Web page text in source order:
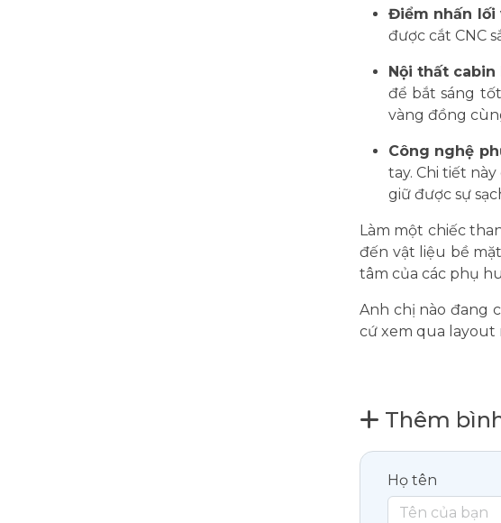
Điểm nhấn lối
được cắt CNC
Nội thất cabin
để bắt sáng
vàng đồng
Công nghệ
tay. Chi tiết
giữ được sự
Làm một chiếc
đến vật liệu bề
tâm của các phụ
Anh chị nào đang
cứ xem qua layout
Thêm
Họ tên